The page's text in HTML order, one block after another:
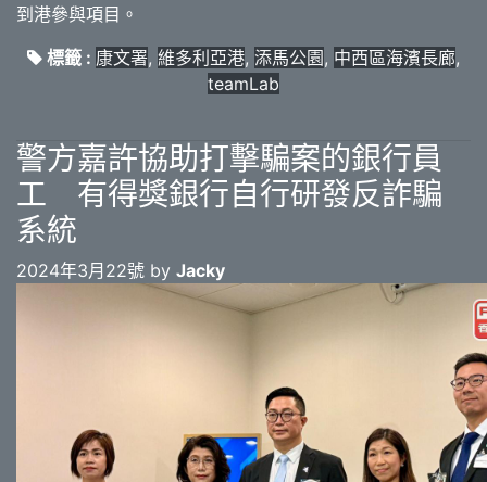
到港參與項目。
標籤 : 康文署, 維多利亞港, 添馬公園, 中西區海濱長廊,
teamLab
警方嘉許協助打擊騙案的銀行員
工 有得獎銀行自行研發反詐騙
系統
2024年3月22號 by Jacky